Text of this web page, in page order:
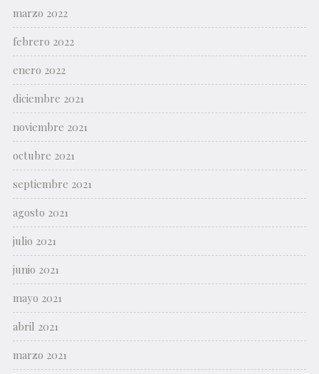
marzo 2022
febrero 2022
enero 2022
diciembre 2021
noviembre 2021
octubre 2021
septiembre 2021
agosto 2021
julio 2021
junio 2021
mayo 2021
abril 2021
marzo 2021